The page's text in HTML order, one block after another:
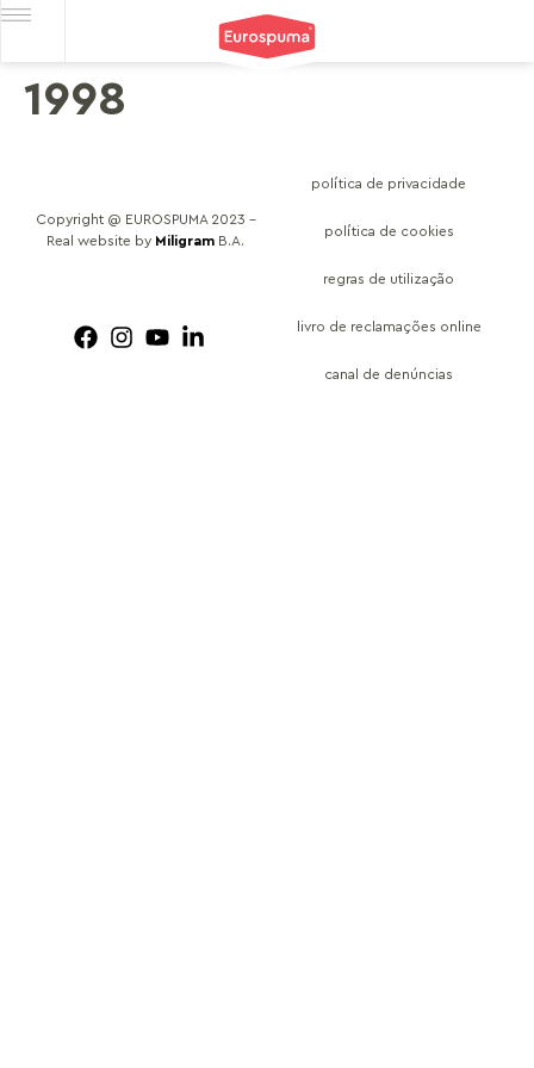
1998
Copyright @ EUROSPUMA 2023 –
Real website by Miligram B.A.
política de privacidade
política de cookies
regras de utilização
livro de reclamações online
canal de denúncias